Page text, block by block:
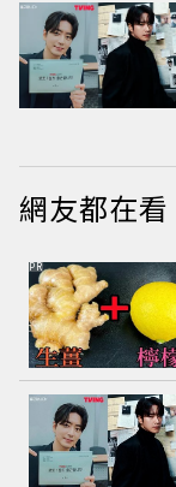
網友都在看
PR